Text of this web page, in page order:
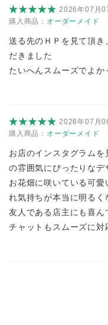
2026年07月
購入商品： オーダーメイド
送る先のＨＰを見て頂
だきました
たいへんスムーズでよか
2026年07月
購入商品： オーダーメイド
お店のインスタグラム
の雰囲気にぴったりなデ
お花畑に咲いている可
れ気持ちが本当に明るく
友人である店主にも喜ん
チャットもスムーズに対